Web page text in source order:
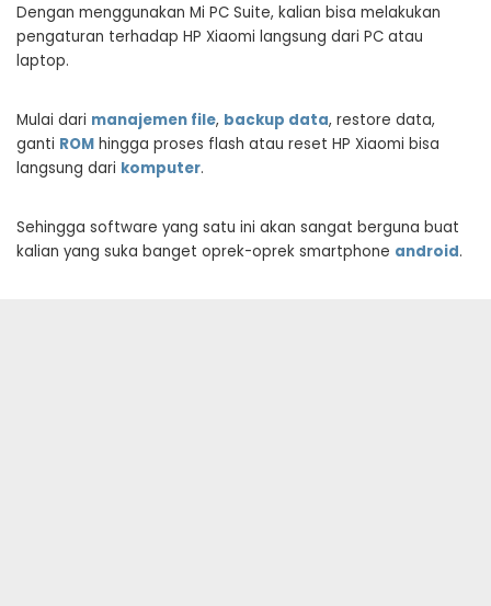
Dengan menggunakan Mi PC Suite, kalian bisa melakukan
pengaturan terhadap HP Xiaomi langsung dari PC atau
laptop.
Mulai dari manajemen file, backup data, restore data,
ganti ROM hingga proses flash atau reset HP Xiaomi bisa
langsung dari komputer.
Sehingga software yang satu ini akan sangat berguna buat
kalian yang suka banget oprek-oprek smartphone android.